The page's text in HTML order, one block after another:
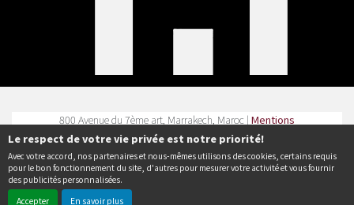
Le respect de votre vie privée est notre priorité!
Avec votre accord, nos partenaires et nous-mêmes utilisons des cookies, certains requis
pour le bon fonctionnement du site, d'autres pour mesurer votre activité et vous fournir
des publicités personnalisées.
Accepter
En savoir plus
800 Avenue du 7ème art, Marrakech, Maroc | Mentions
légales| Contact| Tel :
Politique de confidentialité
© Erakys